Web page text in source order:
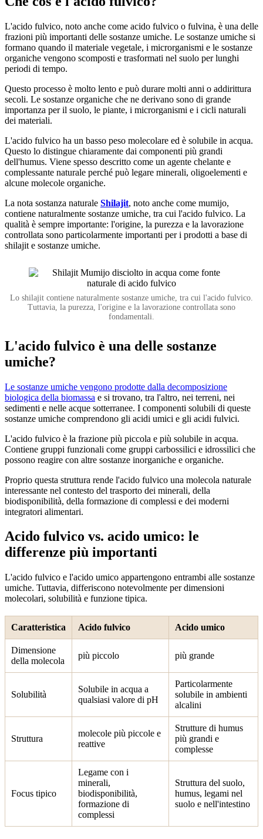
L'acido fulvico, noto anche come acido fulvico o fulvina, è una delle
frazioni più importanti delle sostanze umiche. Le sostanze umiche si
formano quando il materiale vegetale, i microrganismi e le sostanze
organiche vengono scomposti e trasformati nel suolo per lunghi
periodi di tempo.
Questo processo è molto lento e può durare molti anni o addirittura
secoli. Le sostanze organiche che ne derivano sono di grande
importanza per il suolo, le piante, i microrganismi e i cicli naturali
dei materiali.
L'acido fulvico ha un basso peso molecolare ed è solubile in acqua.
Questo lo distingue chiaramente dai componenti più grandi
dell'humus. Viene spesso descritto come un agente chelante e
complessante naturale perché può legare minerali, oligoelementi e
alcune molecole organiche.
La nota sostanza naturale Shilajit, noto anche come mumijo,
contiene naturalmente sostanze umiche, tra cui l'acido fulvico. La
qualità è sempre importante: l'origine, la purezza e la lavorazione
controllata sono particolarmente importanti per i prodotti a base di
shilajit e sostanze umiche.
Lo shilajit contiene naturalmente sostanze umiche, tra cui l'acido fulvico.
Tuttavia, la purezza, l'origine e la lavorazione controllata sono
fondamentali.
L'acido fulvico è una delle sostanze
umiche?
Le sostanze umiche vengono prodotte dalla decomposizione
biologica della biomassa e si trovano, tra l'altro, nei terreni, nei
sedimenti e nelle acque sotterranee. I componenti solubili di queste
sostanze umiche comprendono gli acidi umici e gli acidi fulvici.
L'acido fulvico è la frazione più piccola e più solubile in acqua.
Contiene gruppi funzionali come gruppi carbossilici e idrossilici che
possono reagire con altre sostanze inorganiche e organiche.
Proprio questa struttura rende l'acido fulvico una molecola naturale
interessante nel contesto del trasporto dei minerali, della
biodisponibilità, della formazione di complessi e dei moderni
integratori alimentari.
Acido fulvico vs. acido umico: le
differenze più importanti
L'acido fulvico e l'acido umico appartengono entrambi alle sostanze
umiche. Tuttavia, differiscono notevolmente per dimensioni
molecolari, solubilità e funzione tipica.
Caratteristica Acido fulvico Acido umico
Dimensione
della molecola
più piccolo più grande
Solubilità
Solubile in acqua a
qualsiasi valore di pH
Particolarmente
solubile in ambienti
alcalini
Struttura
molecole più piccole e
reattive
Strutture di humus
più grandi e
complesse
Focus tipico
Legame con i
minerali,
biodisponibilità,
formazione di
complessi
Struttura del suolo,
humus, legami nel
suolo e nell'intestino